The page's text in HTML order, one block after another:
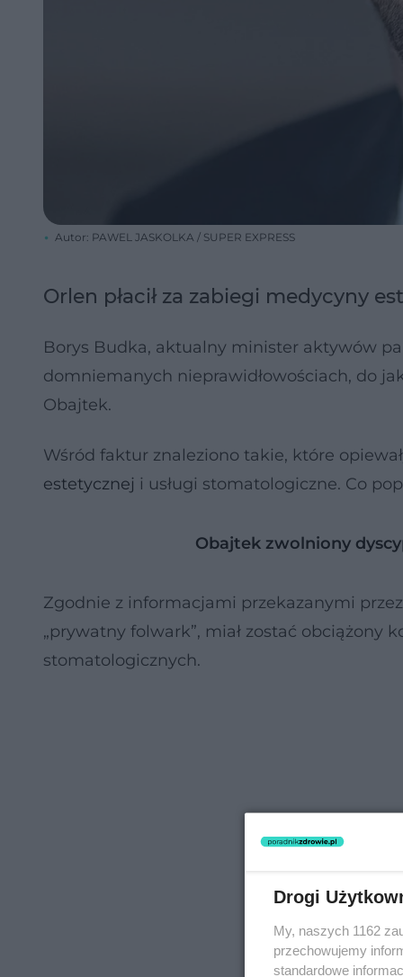
Autor: PAWEL JASKOLKA / SUPER EXPRESS
Orlen płacił za zabiegi medycyny
Borys Budka, aktualny minister aktywów
domniemanych nieprawidłowościach, do
Obajtek.
Wśród faktur znaleziono takie, które
estetycznej i usługi stomatologiczne. Co
Obajtek zwolniony
Zgodnie z informacjami przekazanymi
„prywatny folwark”, miał zostać obciążony
stomatologicznych.
Drogi
My, naszych 1162
przechowujemy
standardowe